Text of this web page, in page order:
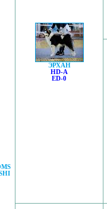
ЭРХАН
HD-A
ED-0